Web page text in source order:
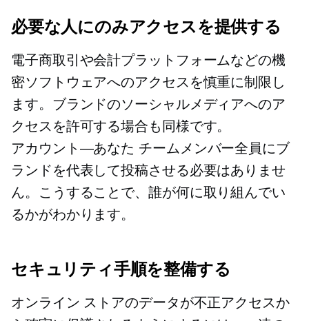
必要な人にのみアクセスを提供する
電子商取引や会計プラットフォームなどの機
密ソフトウェアへのアクセスを慎重に制限し
ます。ブランドのソーシャルメディアへのア
クセスを許可する場合も同様です。
アカウント—あなた チームメンバー全員にブ
ランドを代表して投稿させる必要はありませ
ん。こうすることで、誰が何に取り組んでい
るかがわかります。
セキュリティ手順を整備する
オンライン ストアのデータが不正アクセスか